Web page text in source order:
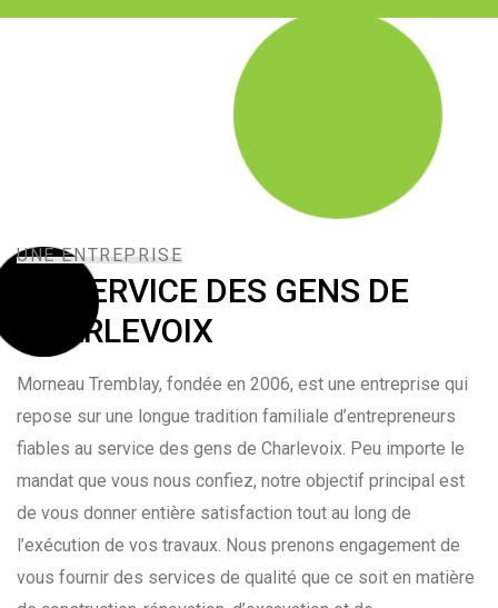
UNE ENTREPRISE
AU SERVICE DES GENS DE
CHARLEVOIX
Morneau Tremblay, fondée en 2006, est une entreprise qui
repose sur une longue tradition familiale d’entrepreneurs
fiables au service des gens de Charlevoix. Peu importe le
mandat que vous nous confiez, notre objectif principal est
de vous donner entière satisfaction tout au long de
l’exécution de vos travaux. Nous prenons engagement de
vous fournir des services de qualité que ce soit en matière